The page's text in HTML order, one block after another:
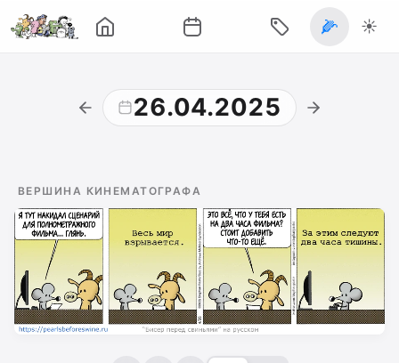
🌽 ☀️
26.04.2025
ВЕРШИНА КИНЕМАТОГРАФА